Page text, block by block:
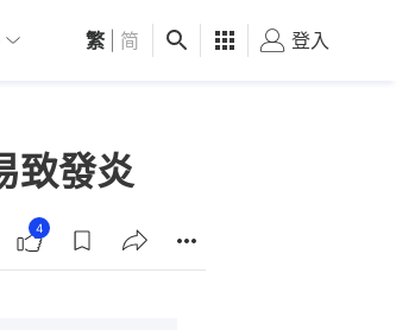
深圳 觀點 健康 好食玩飛
繁 简 登入
致發炎
4